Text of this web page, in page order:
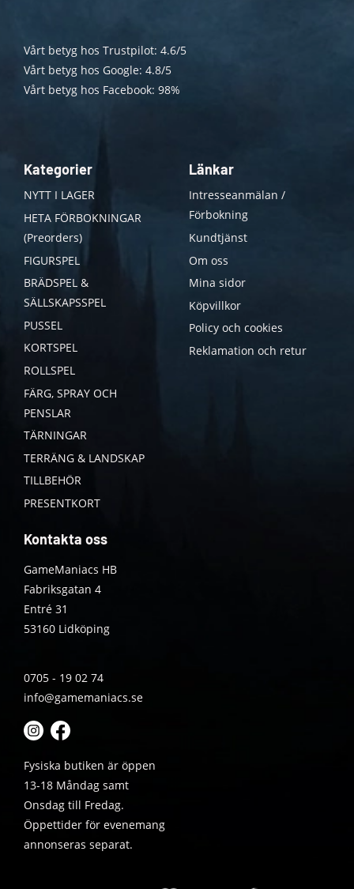
Vårt betyg hos Trustpilot: 4.6/5
Vårt betyg hos Google: 4.8/5
Vårt betyg hos Facebook: 98%
Kategorier
NYTT I LAGER
HETA FÖRBOKNINGAR
(Preorders)
FIGURSPEL
BRÄDSPEL &
SÄLLSKAPSSPEL
PUSSEL
KORTSPEL
ROLLSPEL
FÄRG, SPRAY OCH
PENSLAR
TÄRNINGAR
TERRÄNG & LANDSKAP
TILLBEHÖR
PRESENTKORT
Länkar
Intresseanmälan /
Förbokning
Kundtjänst
Om oss
Mina sidor
Köpvillkor
Policy och cookies
Reklamation och retur
Kontakta oss
GameManiacs HB
Fabriksgatan 4
Entré 31
53160 Lidköping
0705 - 19 02 74
info@gamemaniacs.se
Fysiska butiken är öppen
13-18 Måndag samt
Onsdag till Fredag.
Öppettider för evenemang
annonseras separat.